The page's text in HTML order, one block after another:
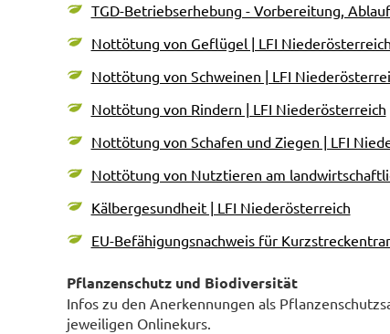
TGD-Betriebserhebung - Vorbereitung,
Nottötung von Geflügel | LFI Niederösterreich
Nottötung von Schweinen | LFI
Nottötung von Rindern | LFI Niederösterreich
Nottötung von Schafen und Ziegen | LFI
Nottötung von Nutztieren am
Kälbergesundheit | LFI Niederösterreich
EU-Befähigungsnachweis für
Pflanzenschutz und Biodiversität
Infos zu den Anerkennungen als
jeweiligen Onlinekurs.